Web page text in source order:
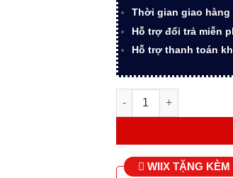
Thời gian giao hàng
Hỗ trợ đổi trả miễn
Hỗ trợ thanh toán
Bút máy học sinh
WIIX TẶNG KÈM